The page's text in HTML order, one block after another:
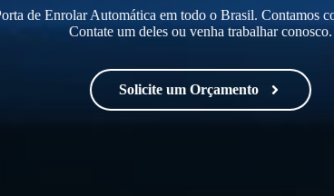
de Enrolar Automática em todo o Brasil. Contamos
Contate um deles ou venha trabalhar conosco.
Solicite um Orçamento